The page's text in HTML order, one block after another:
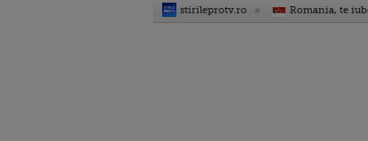
stirileprotv.ro Romania, te